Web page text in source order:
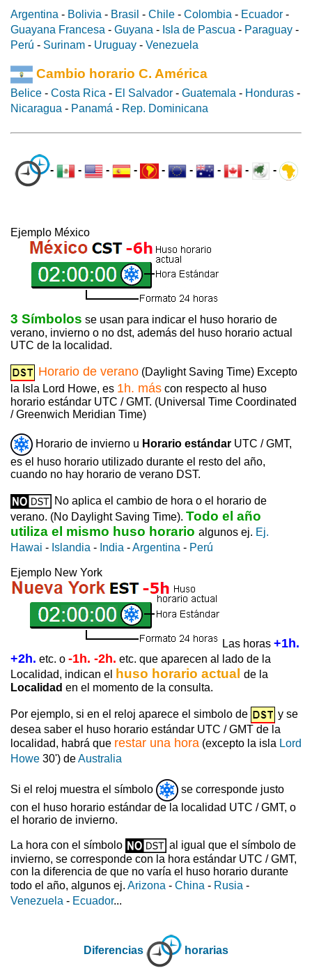
Argentina - Bolivia - Brasil - Chile - Colombia - Ecuador -
Guayana Francesa - Guyana - Isla de Pascua - Paraguay -
Perú - Surinam - Uruguay - Venezuela
Cambio horario C. América
Belice - Costa Rica - El Salvador - Guatemala - Honduras -
Nicaragua - Panamá - Rep. Dominicana
- - - - - - - - -
Ejemplo México
3 Símbolos se usan para indicar el huso horario de
verano, invierno o no dst, además del huso horario actual
UTC de la localidad.
Horario de verano (Daylight Saving Time) Excepto
la Isla Lord Howe, es 1h. más con respecto al huso
horario estándar UTC / GMT. (Universal Time Coordinated
/ Greenwich Meridian Time)
Horario de invierno u Horario estándar UTC / GMT,
es el huso horario utilizado durante el resto del año,
cuando no hay horario de verano DST.
No aplica el cambio de hora o el horario de
verano. (No Daylight Saving Time). Todo el año
utiliza el mismo huso horario algunos ej. Ej.
Hawai - Islandia - India -Argentina - Perú
Ejemplo New York
Las horas +1h.
+2h. etc. o -1h. -2h. etc. que aparecen al lado de la
Localidad, indican el
huso horario actual de la
Localidad en el momento de la consulta.
Por ejemplo, si en el reloj aparece el simbolo de
y se
desea saber el huso horario estándar UTC / GMT de la
localidad, habrá que restar una hora (excepto la isla Lord
Howe 30') deAustralia
Si el reloj muestra el símbolo
se corresponde justo
con el huso horario estándar de la localidad UTC / GMT, o
el horario de invierno.
La hora con el símbolo
al igual que el símbolo de
invierno, se corresponde con la hora estándar UTC / GMT,
con la diferencia de que no varía el huso horario durante
todo el año, algunos ej. Arizona - China - Rusia -
Venezuela - Ecuador...
Diferencias horarias